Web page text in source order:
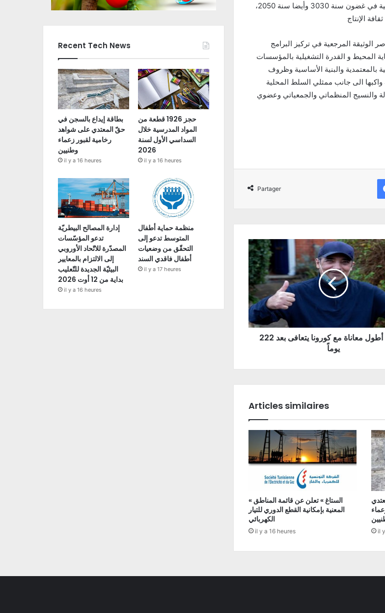
التنموية المنجزة سلفا او المبرمجة على غرار الدراسة الخاصة بافق التنمية في غضون سنة 3030 وأيضا سنة 2050،
الإنتاج
الوثيقة المرجعية في تركيز البرامج
المحيط و القدرة التشغيلية بالمؤسسات
بالمعتمدية والبنية الأساسية وظروف
الى جانب ممثلي السلط المحلية
والنسيج المنظماتي والجمعياتي وعضوي
Partager
صاحب أطول معاناة مع كورونا يتعافى بعد 222
يوماً
Articles similaires
« الستاغ » تعلن عن قائمة المناطق
المعنية بإمكانية القطع الدوري للتيار
الكهربائي
il y a 16 heures il
Recent Tech News
بطاقة إيداع بالسجن في
حقّ المعتدي على شواهد
رخامية لقبور زعماء
وطنيين
il y a 16 heures
حجز 1926 قطعة من
المواد المدرسية خلال
السداسي الأول لسنة
2026
il y a 16 heures
إدارة المصالح البيطريّة
تدعو المؤسّسات
المصدّرة للاتّحاد الأوروبي
إلى الالتزام بالمعايير
البيئيّة الجديدة للتّعليب
بداية من 12 أوت 2026
il y a 16 heures
منظمة حماية أطفال
المتوسط تدعو إلى
التحقّق من وضعيات
أطفال فاقدي السند
il y a 17 heures